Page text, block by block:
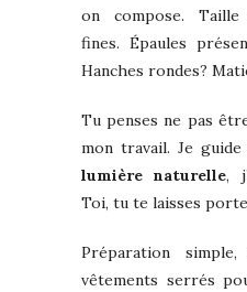
on compose. Taille
fines. Épaules
Hanches rondes?
Tu penses ne pas
mon travail. Je
lumière naturelle,
Toi, tu te laisses
Préparation
vêtements serrés